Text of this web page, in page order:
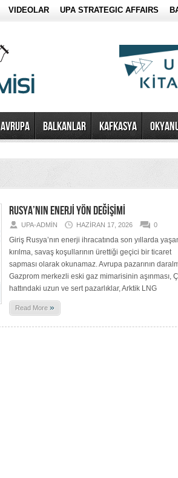
VIDEOLAR UPA STRATEGIC AFFAIRS
AVRUPA BALKANLAR KAFKASYA
RUSYA’NIN ENERJİ YÖN DEĞİŞİMİ
UPA-ADMIN HAZIRAN 17, 2026 0
Giriş Rusya’nın enerji ihracatında son yıllarda
kırılma, savaş koşullarının ürettiği geçici bir ticaret
sapması olarak okunamaz. Avrupa pazarının
Gazprom merkezli eski gaz mimarisinin aşınması,
hattındaki uzun ve sert pazarlıklar, Arktik LNG
Read More »